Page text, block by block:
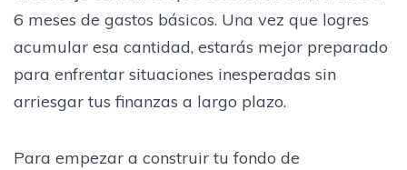
6 meses de gastos básicos. Una vez que logres
acumular esa cantidad, estarás mejor preparado
para enfrentar situaciones inesperadas sin
arriesgar tus finanzas a largo plazo.
Para empezar a construir tu fondo de